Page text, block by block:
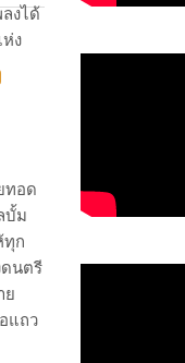
งได้
ง
ทอด
บั้ม
ทุก
ดนตรี
ย
แถว